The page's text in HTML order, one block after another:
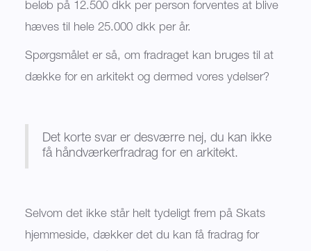
beløb på 12.500 dkk per person forventes at blive
hæves til hele 25.000 dkk per år.
Spørgsmålet er så, om fradraget kan bruges til at
dække for en arkitekt og dermed vores ydelser?
Det korte svar er desværre nej, du kan ikke
få håndværkerfradrag for en arkitekt.
Selvom det ikke står helt tydeligt frem på Skats
hjemmeside, dækker det du kan få fradrag for